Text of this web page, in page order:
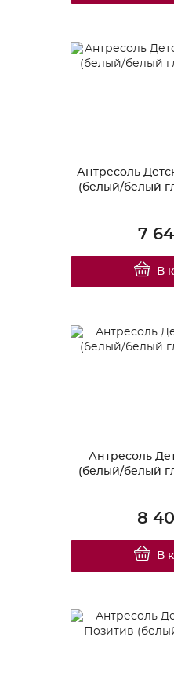
Антресоль
(белый/белый
7
В
Антресоль
(белый/белый
8
В